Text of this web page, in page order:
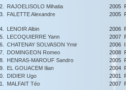
RAJOELISOLO Mihatia 2005
FALETTE Alexandre 2005
LENOIR Albin 2006
LECOQUIERRE Yann 2007
CHATENAY SOLVASON Ymir 2006
DOMINGEON Romeo 2008
HENRAS-MAROUF Sandro 2005
EL GOUACEM Ilian 2004
DIDIER Ugo 2001
MALFAIT Téo 2007